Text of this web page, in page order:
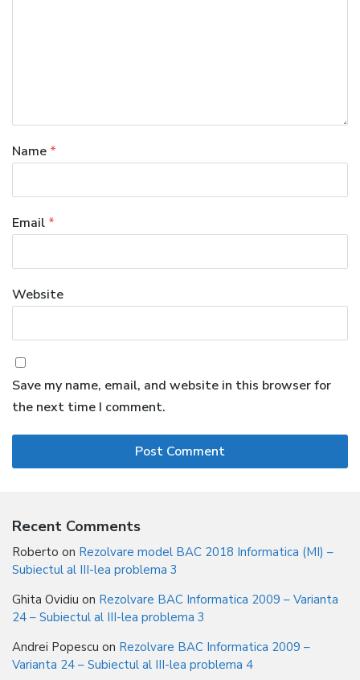
Name *
Email *
Website
Save my name, email, and website in this browser for
the next time I comment.
Recent Comments
Roberto on Rezolvare model BAC 2018 Informatica (MI) –
Subiectul al III-lea problema 3
Ghita Ovidiu on Rezolvare BAC Informatica 2009 – Varianta
24 – Subiectul al III-lea problema 3
Andrei Popescu on Rezolvare BAC Informatica 2009 –
Varianta 24 – Subiectul al III-lea problema 4